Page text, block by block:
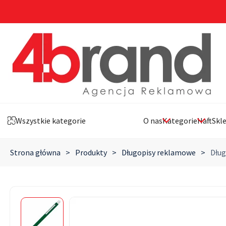
Wszystkie kategorie O nasKategorieHaft
Strona główna > Produkty > Długopisy reklamowe >